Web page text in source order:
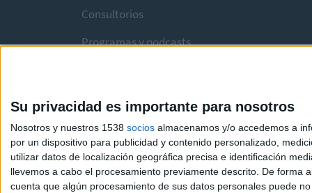
Su privacidad es importante para nosotros
Nosotros y nuestros 1538 socios almacenamos y/o accedemos a
por un dispositivo para publicidad y contenido personalizado,
utilizar datos de localización geográfica precisa e identificación
llevemos a cabo el procesamiento previamente descrito. De forma
cuenta que algún procesamiento de sus datos personales puede
Consultorios
Programas y podcasts